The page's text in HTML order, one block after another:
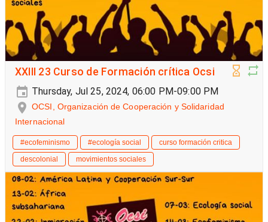
XXIII 23 Curso de Formación crítica Ocsi
Thursday, Jul 25, 2024, 06:00 PM-09:00 PM
OCSI, Organización de Cooperación y Solidaridad
Internacional
#ecofeminismo #ecología social
curso formación critica
descolonial
movimientos sociales